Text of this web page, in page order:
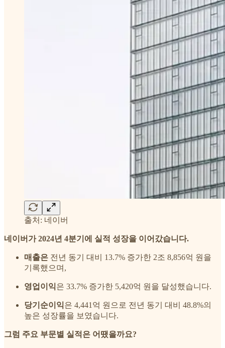
출처: 네이버
네이버가 2024년 4분기에 실적 성장을 이어갔습니다.
매출은 전년 동기 대비 13.7% 증가한 2조 8,856억 원을
기록했으며,
영업이익은 33.7% 증가한 5,420억 원을 달성했습니다.
당기순이익은 4,441억 원으로 전년 동기 대비 48.8%의
높은 성장률을 보였습니다.
그럼 주요 부문별 실적은 어땠을까요?